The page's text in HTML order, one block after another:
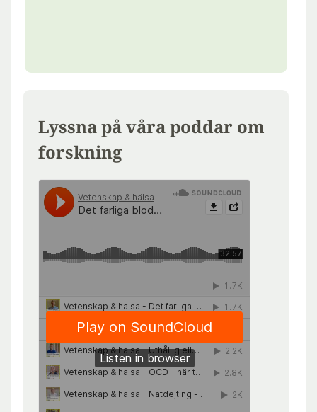
Lyssna på våra poddar om
forskning